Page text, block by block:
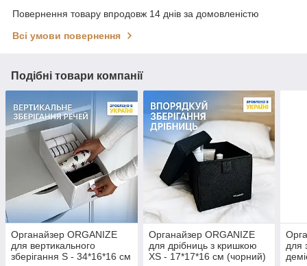
Повернення товару впродовж 14 днів за домовленістю
Всі умови повернення
Подібні товари компанії
Органайзер ORGANIZE
для вертикального
зберігання S - 34*16*16 см
Органайзер ORGANIZE
для дрібниць з кришкою
XS - 17*17*16 см (чорний)
для